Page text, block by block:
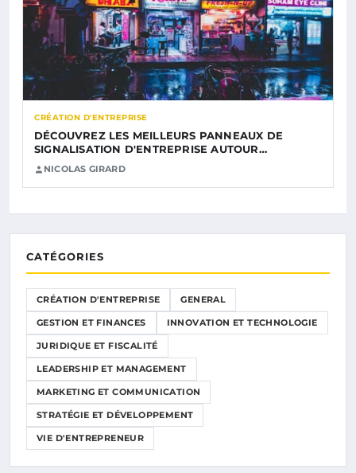
CRÉATION D'ENTREPRISE
DÉCOUVREZ LES MEILLEURS PANNEAUX DE
SIGNALISATION D'ENTREPRISE AUTOUR…
NICOLAS GIRARD
CATÉGORIES
CRÉATION D'ENTREPRISE GENERAL
GESTION ET FINANCES INNOVATION ET TECHNOLOGIE
JURIDIQUE ET FISCALITÉ
LEADERSHIP ET MANAGEMENT
MARKETING ET COMMUNICATION
STRATÉGIE ET DÉVELOPPEMENT
VIE D'ENTREPRENEUR